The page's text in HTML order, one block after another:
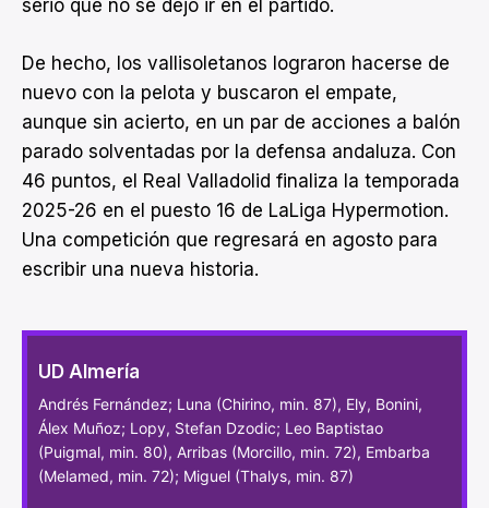
serio que no se dejó ir en el partido.
De hecho, los vallisoletanos lograron hacerse de
nuevo con la pelota y buscaron el empate,
aunque sin acierto, en un par de acciones a balón
parado solventadas por la defensa andaluza. Con
46 puntos, el Real Valladolid finaliza la temporada
2025-26 en el puesto 16 de LaLiga Hypermotion.
Una competición que regresará en agosto para
escribir una nueva historia.
UD Almería
Andrés Fernández; Luna (Chirino, min. 87), Ely, Bonini,
Álex Muñoz; Lopy, Stefan Dzodic; Leo Baptistao
(Puigmal, min. 80), Arribas (Morcillo, min. 72), Embarba
(Melamed, min. 72); Miguel (Thalys, min. 87)